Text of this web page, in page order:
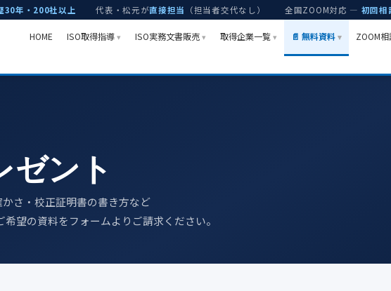
30年・200社以上 代表・松元が直接担当 （担当者交代なし） 全国ZOOM対応 — 初回相
HOME ISO取得指導 ISO実務文書販売 取得企業一覧 📄 無料資料 ZOOM
ゼント
さ・校正証明書の書き方など
望の資料をフォームよりご請求ください。